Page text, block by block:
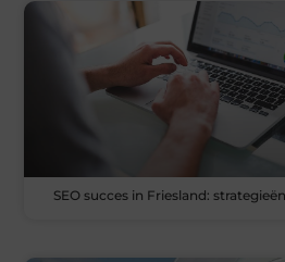
SEO succes in Friesland: